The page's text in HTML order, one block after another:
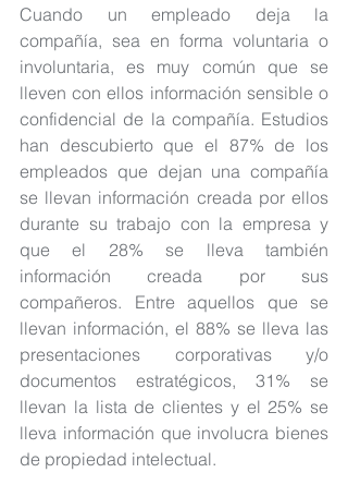
Cuando un empleado deja la
compañía, sea en forma voluntaria o
involuntaria, es muy común que se
lleven con ellos información sensible o
confidencial de la compañía. Estudios
han descubierto que el 87% de los
empleados que dejan una compañía
se llevan información creada por ellos
durante su trabajo con la empresa y
que el 28% se lleva también
información creada por sus
compañeros. Entre aquellos que se
llevan información, el 88% se lleva las
presentaciones corporativas y/o
documentos estratégicos, 31% se
llevan la lista de clientes y el 25% se
lleva información que involucra bienes
de propiedad intelectual.